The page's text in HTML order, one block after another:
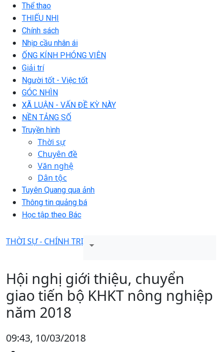
Thể thao
THIẾU NHI
Chính sách
Nhịp cầu nhân ái
ỐNG KÍNH PHÓNG VIÊN
Giải trí
Người tốt - Việc tốt
GÓC NHÌN
XÃ LUẬN - VẤN ĐỀ KỲ NÀY
NỀN TẢNG SỐ
Truyền hình
Thời sự
Chuyên đề
Văn nghệ
Dân tộc
Tuyên Quang qua ảnh
Thông tin quảng bá
Học tập theo Bác
THỜI SỰ - CHÍNH TRỊ
Hội nghị giới thiệu, chuyển
giao tiến bộ KHKT nông nghiệp
năm 2018
09:43, 10/03/2018